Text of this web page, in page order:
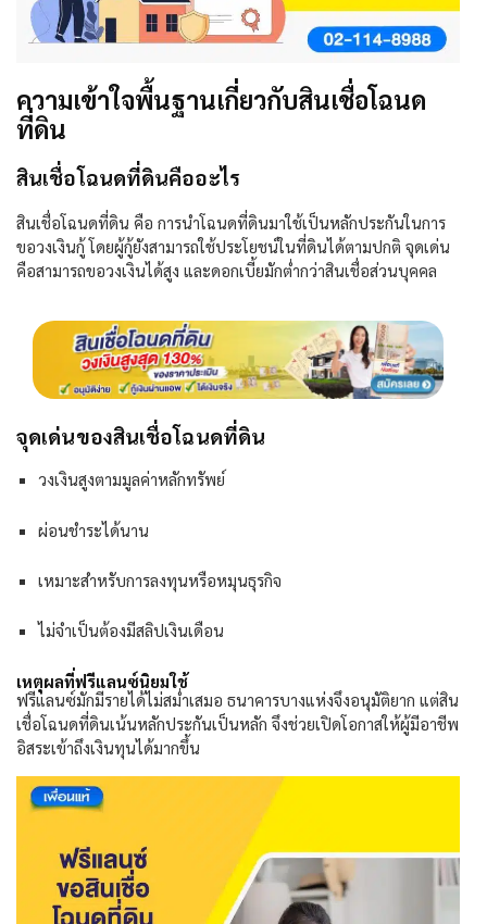
ความเข้าใจพื้นฐานเกี่ยวกับสินเชื่อโฉนด
ที่ดิน
สินเชื่อโฉนดที่ดินคืออะไร
สินเชื่อโฉนดที่ดิน คือ การนำโฉนดที่ดินมาใช้เป็นหลักประกันในการ
ขอวงเงินกู้ โดยผู้กู้ยังสามารถใช้ประโยชน์ในที่ดินได้ตามปกติ จุดเด่น
คือสามารถขอวงเงินได้สูง และดอกเบี้ยมักต่ำกว่าสินเชื่อส่วนบุคคล
จุดเด่นของสินเชื่อโฉนดที่ดิน
วงเงินสูงตามมูลค่าหลักทรัพย์
ผ่อนชำระได้นาน
เหมาะสำหรับการลงทุนหรือหมุนธุรกิจ
ไม่จำเป็นต้องมีสลิปเงินเดือน
เหตุผลที่ฟรีแลนซ์นิยมใช้
ฟรีแลนซ์มักมีรายได้ไม่สม่ำเสมอ ธนาคารบางแห่งจึงอนุมัติยาก แต่สิน
เชื่อโฉนดที่ดินเน้นหลักประกันเป็นหลัก จึงช่วยเปิดโอกาสให้ผู้มีอาชีพ
อิสระเข้าถึงเงินทุนได้มากขึ้น